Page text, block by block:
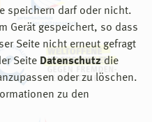
speichern darf oder nicht.
Gerät gespeichert, so dass
Seite nicht erneut gefragt
Seite Datenschutz die
oder zu löschen.
zu den